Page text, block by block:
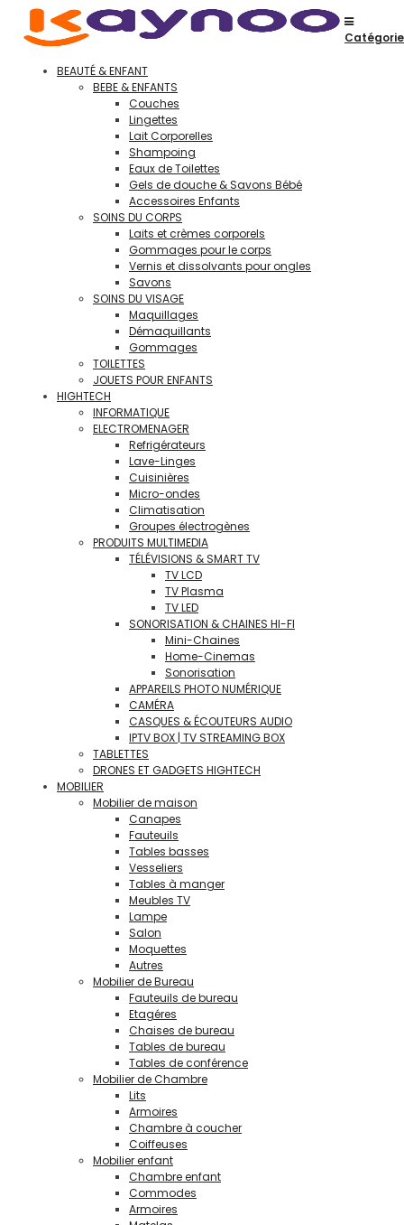
BEAUTÉ & ENFANT
BEBE & ENFANTS
Couches
Lingettes
Lait Corporelles
Shampoing
Eaux de Toilettes
Gels de douche & Savons Bébé
Accessoires Enfants
SOINS DU CORPS
Laits et crèmes corporels
Gommages pour le corps
Vernis et dissolvants pour ongles
Savons
SOINS DU VISAGE
Maquillages
Démaquillants
Gommages
TOILETTES
JOUETS POUR ENFANTS
HIGHTECH
INFORMATIQUE
ELECTROMENAGER
Refrigérateurs
Lave-Linges
Cuisinières
Micro-ondes
Climatisation
Groupes électrogènes
PRODUITS MULTIMEDIA
TÉLÉVISIONS & SMART TV
TV LCD
TV Plasma
TV LED
SONORISATION & CHAINES HI-FI
Mini-Chaines
Home-Cinemas
Sonorisation
APPAREILS PHOTO NUMÉRIQUE
CAMÉRA
CASQUES & ÉCOUTEURS AUDIO
IPTV BOX | TV STREAMING BOX
TABLETTES
DRONES ET GADGETS HIGHTECH
MOBILIER
Mobilier de maison
Canapes
Fauteuils
Tables basses
Vesseliers
Tables à manger
Meubles TV
Lampe
Salon
Moquettes
Autres
Mobilier de Bureau
Fauteuils de bureau
Etagéres
Chaises de bureau
Tables de bureau
Tables de conférence
Mobilier de Chambre
Lits
Armoires
Chambre à coucher
Coiffeuses
Mobilier enfant
Chambre enfant
Commodes
Armoires